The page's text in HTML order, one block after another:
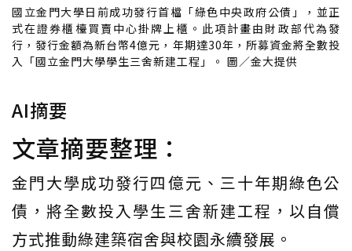
國立金門大學日前成功發行首檔「綠色中央政府公債」，並正
式在證券櫃檯買賣中心掛牌上櫃。此項計畫由財政部代為發
行，發行金額為新台幣4億元，年期達30年，所募資金將全數投
入「國立金門大學學生三舍新建工程」。 圖／金大提供
AI摘要
文章摘要整理：
金門大學成功發行四億元、三十年期綠色公
債，將全數投入學生三舍新建工程，以自償
方式推動綠建築宿舍與校園永續發展。